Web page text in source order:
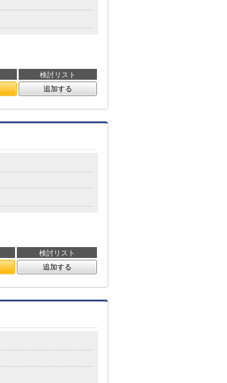
検討リスト
追加する
検討リスト
追加する